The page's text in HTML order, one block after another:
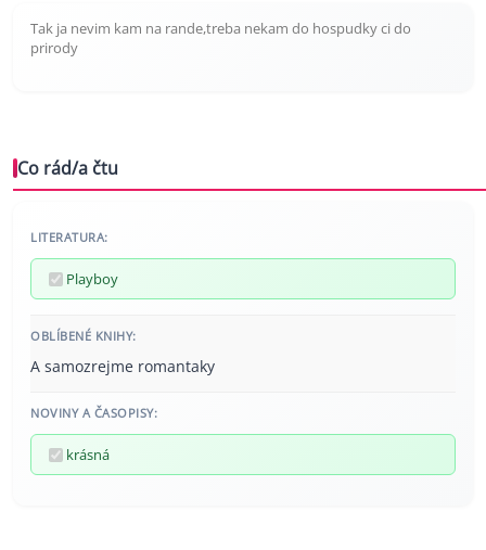
Tak ja nevim kam na rande,treba nekam do hospudky ci do
prirody
Co rád/a čtu
LITERATURA:
Playboy
OBLÍBENÉ KNIHY:
A samozrejme romantaky
NOVINY A ČASOPISY:
krásná